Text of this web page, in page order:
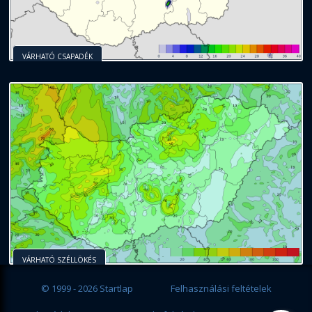
VÁRHATÓ CSAPADÉK
VÁRHATÓ SZÉLLÖKÉS
© 1999 - 2026 Startlap Felhasználási feltételek